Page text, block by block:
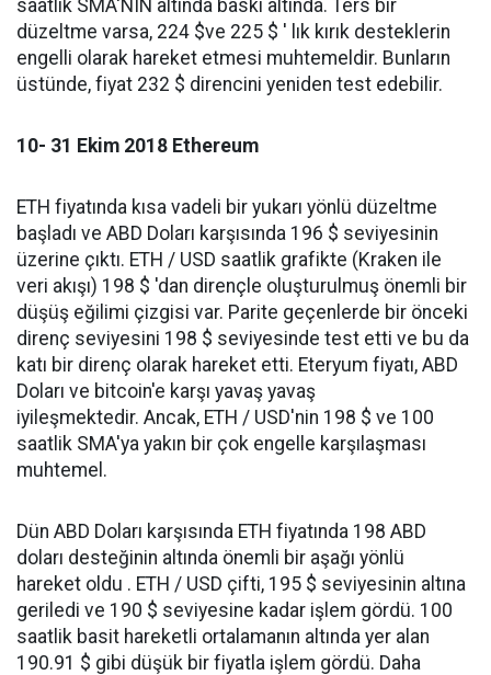
saatlik SMA'NIN altında baskı altında. Ters bir
düzeltme varsa, 224 $ve 225 $ ' lık kırık desteklerin
engelli olarak hareket etmesi muhtemeldir. Bunların
üstünde, fiyat 232 $ direncini yeniden test edebilir.
10- 31 Ekim 2018 Ethereum
ETH fiyatında kısa vadeli bir yukarı yönlü düzeltme
başladı ve ABD Doları karşısında 196 $ seviyesinin
üzerine çıktı. ETH / USD saatlik grafikte (Kraken ile
veri akışı) 198 $ 'dan dirençle oluşturulmuş önemli bir
düşüş eğilimi çizgisi var. Parite geçenlerde bir önceki
direnç seviyesini 198 $ seviyesinde test etti ve bu da
katı bir direnç olarak hareket etti. Eteryum fiyatı, ABD
Doları ve bitcoin'e karşı yavaş yavaş
iyileşmektedir. Ancak, ETH / USD'nin 198 $ ve 100
saatlik SMA'ya yakın bir çok engelle karşılaşması
muhtemel.
Dün ABD Doları karşısında ETH fiyatında 198 ABD
doları desteğinin altında önemli bir aşağı yönlü
hareket oldu . ETH / USD çifti, 195 $ seviyesinin altına
geriledi ve 190 $ seviyesine kadar işlem gördü. 100
saatlik basit hareketli ortalamanın altında yer alan
190.91 $ gibi düşük bir fiyatla işlem gördü. Daha